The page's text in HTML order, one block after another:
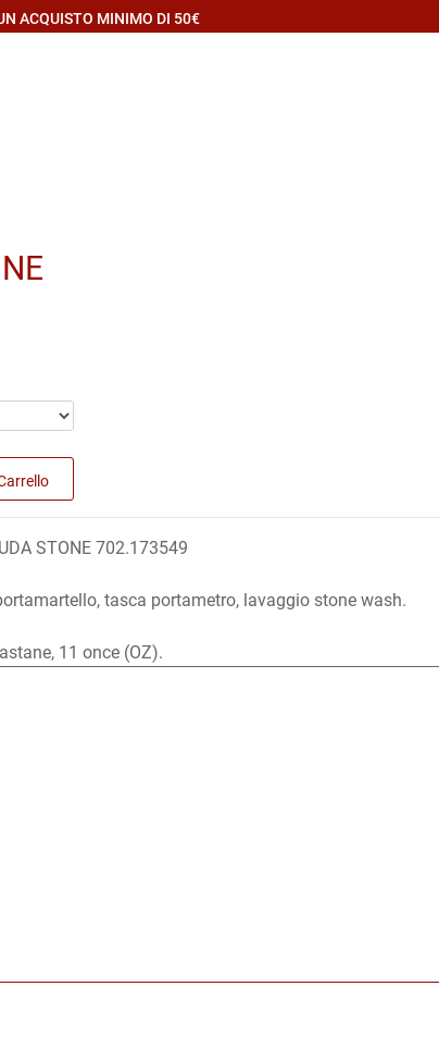
ACQUISTO MINIMO DI 50€
STONE 702.173549
tasca portametro, lavaggio stone wash.
11 once (OZ).